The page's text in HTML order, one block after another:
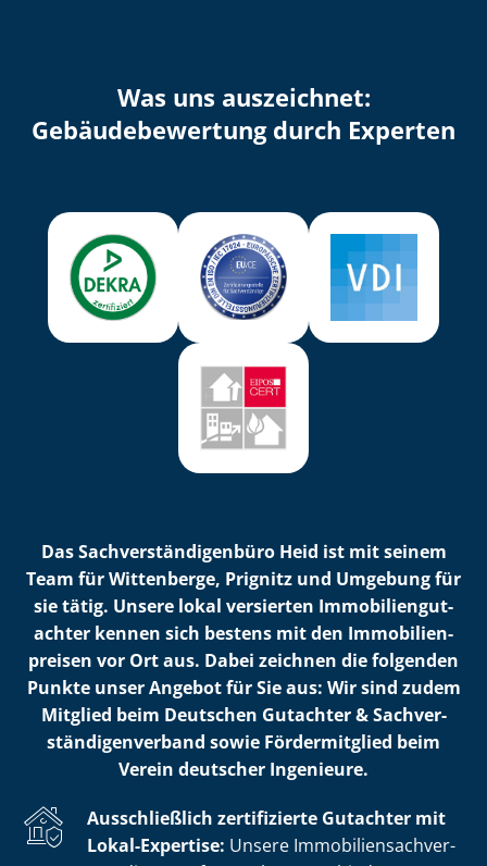
Was uns auszeichnet:
Ge­bäu­de­be­wer­tung durch Experten
Das Sach­ver­stän­di­gen­bü­ro Heid ist mit seinem
Team für Wittenberge, Prignitz und Umgebung für
sie tätig. Unsere lokal versierten Im­mo­bi­li­en­gut­
ach­ter kennen sich bestens mit den Im­mo­bi­li­en­
prei­sen vor Ort aus. Dabei zeichnen die folgenden
Punkte unser Angebot für Sie aus: Wir sind zudem
Mitglied beim Deutschen Gutachter & Sach­ver­
stän­di­gen­ver­band sowie Fördermitglied beim
Verein deutscher Ingenieure.
Ausschließlich zertifizierte Gutachter mit
Lokal-Expertise: Unsere Im­mo­bi­li­en­sach­ver­